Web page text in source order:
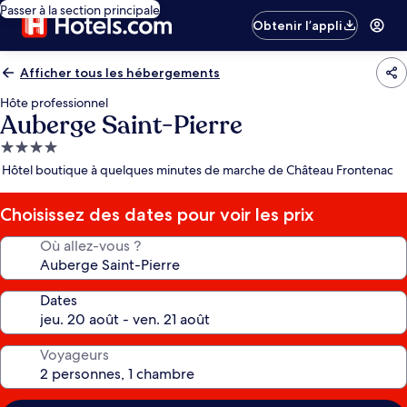
Passer à la section principale
Obtenir l’appli
Afficher tous les hébergements
Hôte professionnel
Auberge Saint-Pierre
Hébergement
4.0 étoiles
Hôtel boutique à quelques minutes de marche de Château Frontenac
Choisissez des dates pour voir les prix
Où allez-vous ?
Dates
Voyageurs